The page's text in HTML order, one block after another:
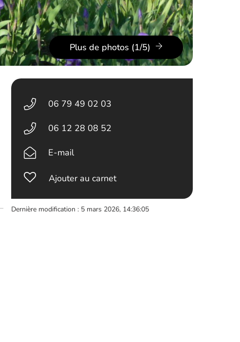
Plus de photos (1/5)
06 79 49 02 03
06 12 28 08 52
E-mail
Ajouter au carnet
Dernière modification : 5 mars 2026, 14:36:05